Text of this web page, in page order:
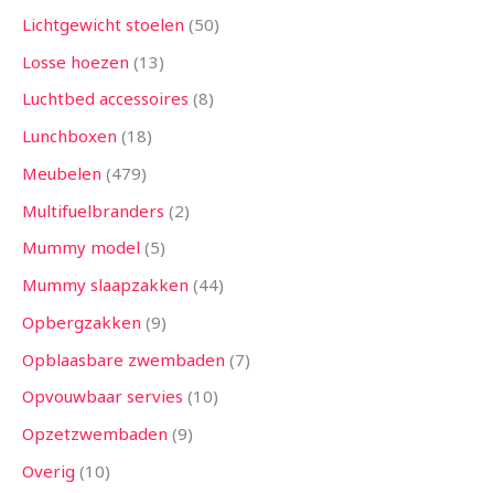
Lichtgewicht stoelen 50
Losse hoezen 13
Luchtbed accessoires 8
Lunchboxen 18
Meubelen 479
Multifuelbranders 2
Mummy model 5
Mummy slaapzakken 44
Opbergzakken 9
Opblaasbare zwembaden 7
Opvouwbaar servies 10
Opzetzwembaden 9
Overig 10